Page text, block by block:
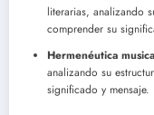
literarias, analizando
comprender su
Hermenéutica
analizando su
significado y mensaje.